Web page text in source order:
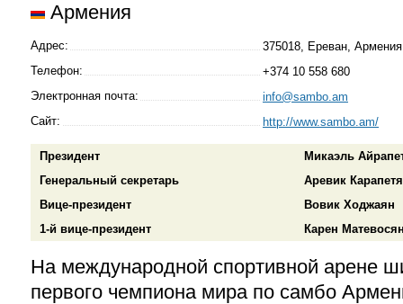
Армения
Адрес:
375018, Ереван,
Телефон:
+374 10 558 680
Электронная почта:
info@sambo.am
Сайт:
http://www.sambo.am/
Президент
Микаэль
Генеральный секретарь
Аревик
Вице-президент
Вовик Ходжаян
1-й вице-президент
Карен
На международной спортивной арене
первого чемпиона мира по самбо